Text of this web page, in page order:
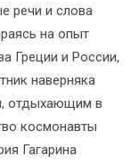
речи и слова
на опыт
Греции и России,
наверняка
отдыхающим в
космонавты
Гагарина